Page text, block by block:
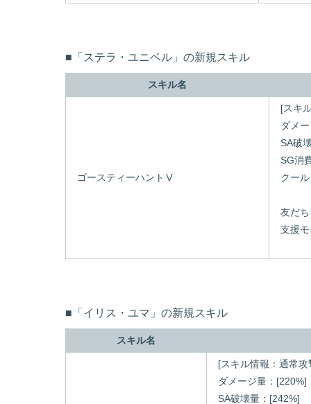
■「ステラ・ユニベル」の新規スキル
スキル名
ゴースティーハントⅤ
[スキ
ダメ
SA破
SG消
クー
友だ
支援
■「イリス・ユマ」の新規スキル
スキル名
[スキル情報：通常攻
ダメージ量：[220%]
SA破壊量：[242%]